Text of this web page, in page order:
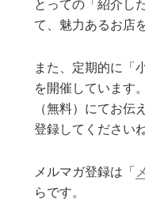
とっての「紹介し
て、魅力あるお店
また、定期的に「
を開催しています
（無料）にてお伝
登録してくださいね
メルマガ登録は「
らです。